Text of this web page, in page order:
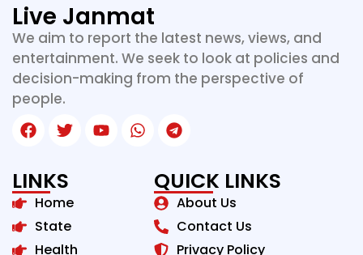
Live Janmat
We aim to report the latest news, views, and
entertainment. We seek to look at policies and
decision-making from the perspective of
people.
LINKS
Home
State
Health
QUICK LINKS
About Us
Contact Us
Privacy Policy